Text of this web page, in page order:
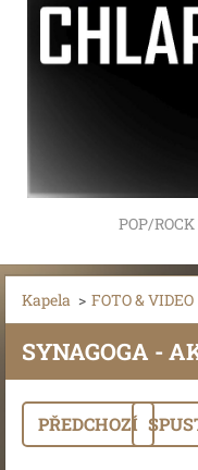
POP/
Kapela > FOTO & VIDEO
SYNAGOGA -
PŘEDCHOZÍ